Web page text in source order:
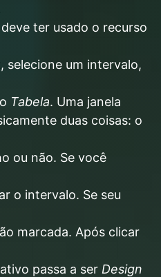
ter usado o recurso
selecione um intervalo,
Tabela. Uma janela
duas coisas: o
ou não. Se você
o intervalo. Se seu
marcada. Após clicar
passa a ser Design